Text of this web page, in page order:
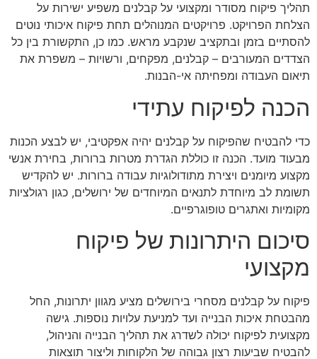
תהליך פיקוח מסודר ומקצועי על קבלנים משפיע ישירות על
הצלחת הפרויקט. פרויקטים המנוהלים תחת פיקוח איכותי נוטים
להסתיים בזמן ובתקציב שנקבע מראש. כמו כן, התקשורת בין כל
הצדדים המעורבים – קבלנים, מפקחים, ורשויות – משפרת את
תיאום העבודה ומפחיתה אי-הבנות.
הכנה לפיקוח עתידי
כדי להבטיח שהפיקוח על קבלנים יהיה אפקטיבי, יש לבצע הכנות
מבעוד מועד. הכנה זו כוללת הגדרת מטרות ברורות, בחירת אנשי
מקצוע מיומנים ויצירת מתודולוגיות עבודה ברורות. יש להקדיש
תשומת לב מיוחדת לתנאים המיוחדים של ירושלים, כגון רגולציות
מקומיות ואתגרים טופוגרפיים.
סיכום היתרונות של פיקוח
מקצועי
פיקוח על קבלנים מסחרי בירושלים מציע מגוון יתרונות, החל
מהבטחת איכות הבנייה ועד למניעת עלויות נוספות. גישה
מקצועית לפיקוח יכולה לשדרג את תהליך הבנייה והניהול,
להבטיח שביעות רצון גבוהה של הלקוחות וליצור תוצאות